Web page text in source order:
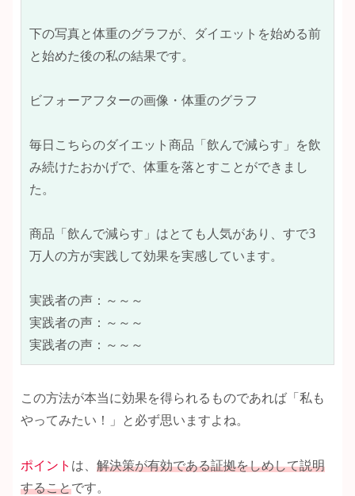
下の写真と体重のグラフが、ダイエットを始める前
と始めた後の私の結果です。
ビフォーアフターの画像・体重のグラフ
毎日こちらのダイエット商品「飲んで減らす」を飲
み続けたおかげで、体重を落とすことができまし
た。
商品「飲んで減らす」はとても人気があり、すで3
万人の方が実践して効果を実感しています。
実践者の声：～～～
実践者の声：～～～
実践者の声：～～～
この方法が本当に効果を得られるものであれば「私も
やってみたい！」と必ず思いますよね。
ポイント は、 解決策が有効である証拠をしめして説明
することです。